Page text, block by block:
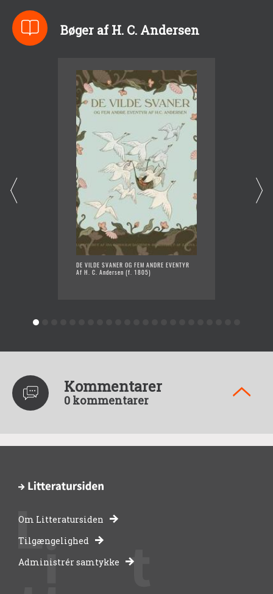
Bøger af H. C. Andersen
DE VILDE SVANER OG FEM ANDRE EVENTYR
Af H. C. Andersen (f. 1805)
Kommentarer
0 kommentarer
-
bibliotekernes
Om Litteratursiden
Tilgængelighed
Administrér samtykke